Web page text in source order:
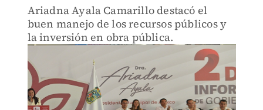
Ariadna Ayala Camarillo destacó el
buen manejo de los recursos públicos y
la inversión en obra pública.